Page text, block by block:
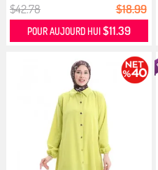
$42.78 $18.99
POUR AUJOURD HUI$11.39